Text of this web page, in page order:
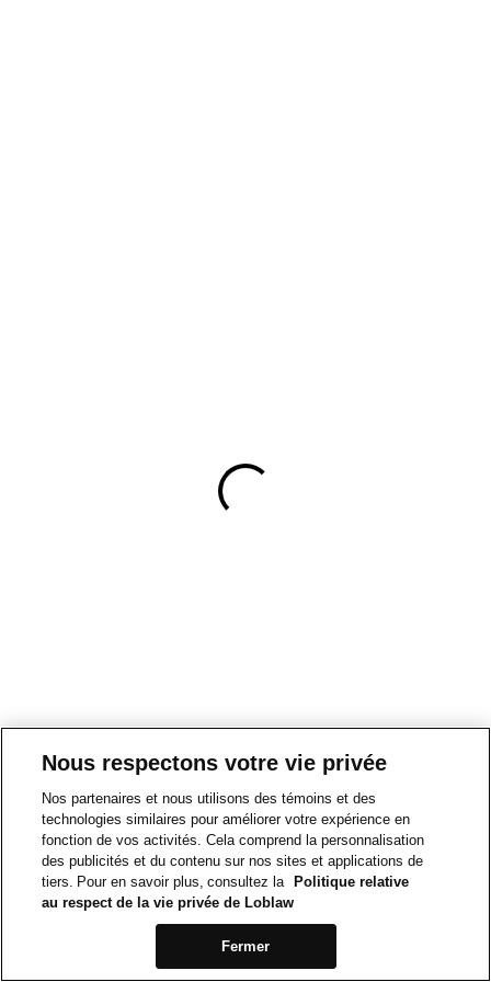
Nous respectons votre vie privée
Nos partenaires et nous utilisons des témoins et des
technologies similaires pour améliorer votre expérience en
fonction de vos activités. Cela comprend la personnalisation
des publicités et du contenu sur nos sites et applications de
tiers. Pour en savoir plus, consultez la
Politique relative
au respect de la vie privée de Loblaw
Fermer